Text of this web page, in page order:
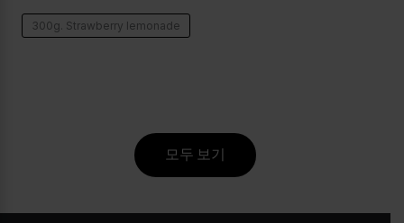
300g. Strawberry lemonade
모두 보기